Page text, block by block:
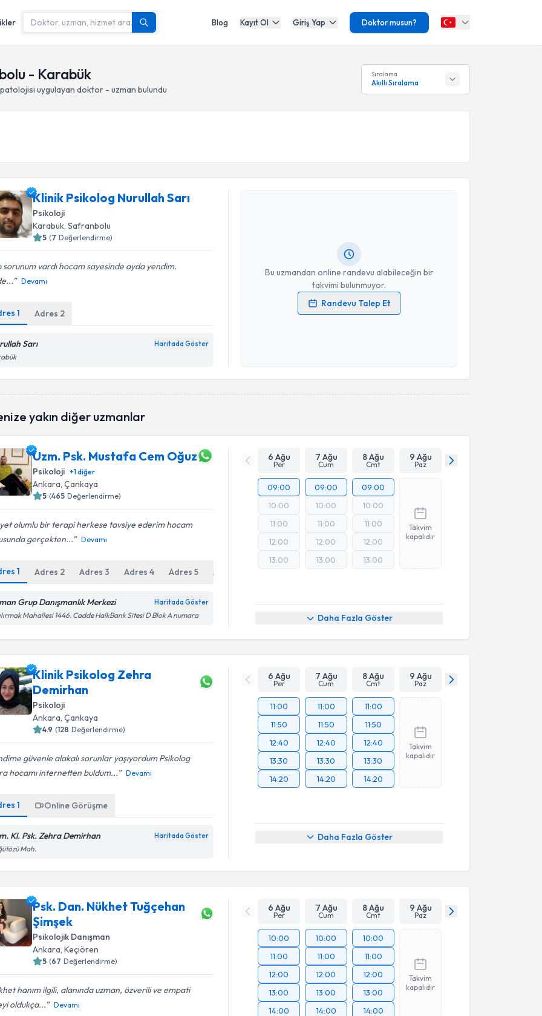
Blog Kayıt Ol Giriş Yap Doktor musun?
- Karabük
uygulayan doktor - uzman bulundu
Sıralama
Akıllı Sıralama
Klinik Psikolog Nurullah Sarı
Psikoloji
Karabük, Safranbolu
5 (7 Değerlendirme)
sorunum vardı hocam sayesinde ayda yendim.
Devamı
1 Adres 2
Sarı Haritada Göster
Bu uzmandan online randevu alabileceğin bir
takvimi bulunmuyor.
Randevu Talep Et
Kişisel verilerimin işlenmesine ilişkinAydınlatma Metni
Takvim Talebini Gönder
yakın diğer uzmanlar
Uzm. Psk. Mustafa Cem Oğuz
Psikoloji +1diğer
Ankara, Çankaya
5 (465 Değerlendirme)
olumlu bir terapi herkese tavsiye ederim hocam
gerçekten...
Devamı
1 Adres 2 Adres3 Adres4 Adres5 Adres Online Görüşme
Grup Danışmanlık Merkezi Haritada Göster
Mahallesi 1446. Cadde HalkBank Sitesi D Blok A numara
6 Ağu
Per
7 Ağu
Cum
8 Ağu
Cmt
9 Ağu
Paz
09:00
10:00
11:00
12:00
13:00
09:00
10:00
11:00
12:00
13:00
09:00
10:00
11:00
12:00
13:00
Takvim
kapalıdır
Daha Fazla Göster
Klinik Psikolog Zehra
Demirhan
Psikoloji
Ankara , Çankaya
4.9 (128 Değerlendirme)
güvenle alakalı sorunlar yaşıyordum Psikolog
hocamı internetten buldum...
Devamı
1 Online Görüşme
Kl. Psk. Zehra Demirhan Haritada Göster
Mah.
6 Ağu
Per
7 Ağu
Cum
8 Ağu
Cmt
9 Ağu
Paz
11:00
11:50
12:40
13:30
14:20
11:00
11:50
12:40
13:30
14:20
11:00
11:50
12:40
13:30
14:20
Takvim
kapalıdır
Daha Fazla Göster
Psk. Dan. Nükhet Tuğçehan
Şimşek
Psikolojik Danışman
Ankara , Keçiören
5 (67 Değerlendirme)
hanım ilgili, alanında uzman, özverili ve empati
oldukça...
Devamı
6 Ağu
Per
7 Ağu
Cum
8 Ağu
Cmt
9 Ağu
Paz
10:00
11:00
12:00
13:00
14:00
10:00
11:00
12:00
13:00
14:00
10:00
11:00
12:00
13:00
14:00
Takvim
kapalıdır